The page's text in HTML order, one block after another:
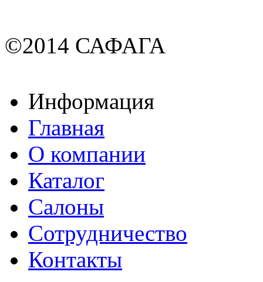
©2014 САФАГА
Информация
Главная
О компании
Каталог
Салоны
Сотрудничество
Контакты